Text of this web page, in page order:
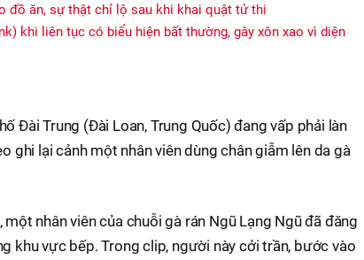
đồ ăn, sự thật chỉ lộ sau khi khai quật tử thi
khi liên tục có biểu hiện bất thường, gây xôn xao vì diện
Đài Trung (Đài Loan, Trung Quốc) đang vấp phải làn
ghi lại cảnh một nhân viên dùng chân giẫm lên da gà
nhân viên của chuỗi gà rán Ngũ Lạng Ngũ đã đăng
khu vực bếp. Trong clip, người này cởi trần, bước vào